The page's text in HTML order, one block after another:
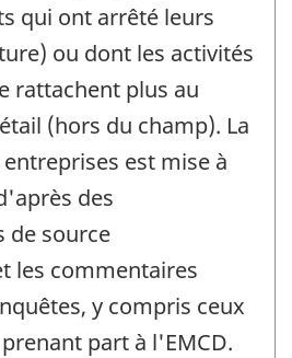
qui ont arrêté leurs
ou dont les activités
rattachent plus au
(hors du champ). La
est mise à
des
de source
les commentaires
y compris ceux
part à l'EMCD.